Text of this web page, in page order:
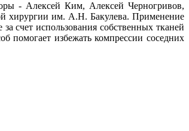
- Алексей Ким, Алексей Черногривов,
хирургии им. А.Н. Бакулева. Применение
счет использования собственных тканей
помогает избежать компрессии соседних